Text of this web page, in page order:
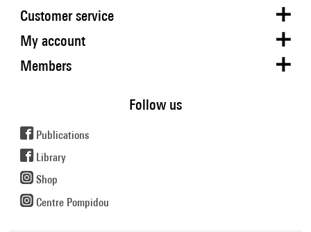
Customer service
My account
Members
Follow us
Publications
Library
Shop
Centre Pompidou